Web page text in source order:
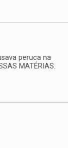
peruca na
MATÉRIAS.